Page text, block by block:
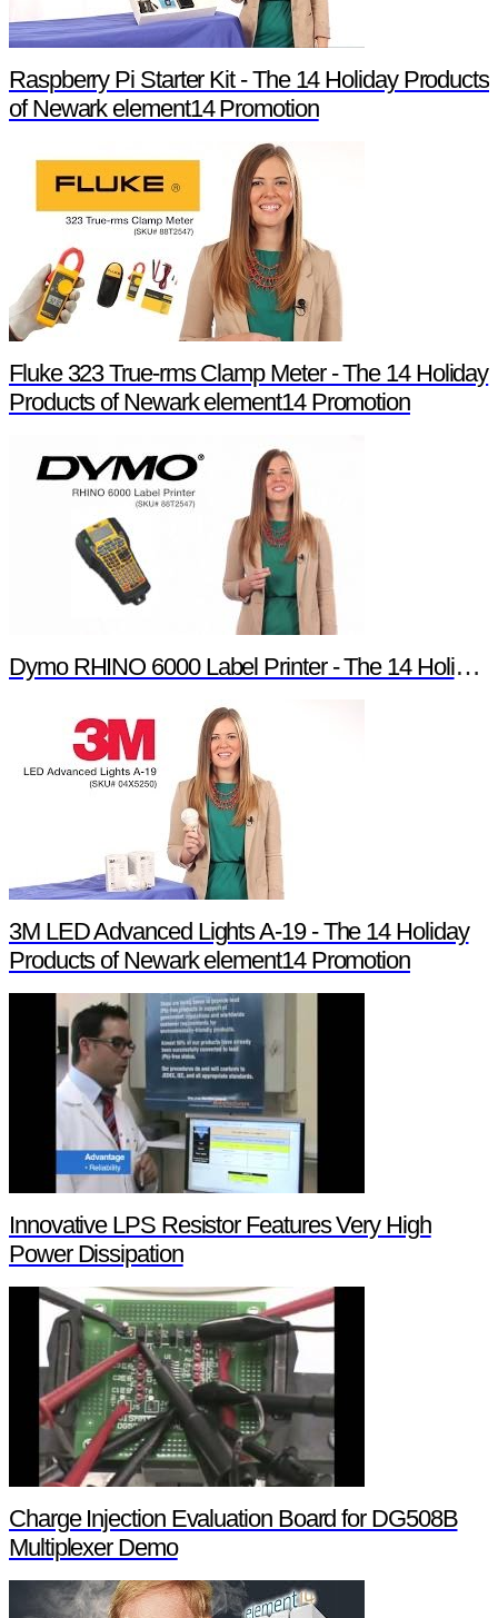
Raspberry Pi Starter Kit - The 14 Holiday Products
of Newark element14 Promotion
Fluke 323 True-rms Clamp Meter - The 14 Holiday
Products of Newark element14 Promotion
Dymo RHINO 6000 Label Printer - The 14 Holiday Products of Newark element14 Promotion
3M LED Advanced Lights A-19 - The 14 Holiday
Products of Newark element14 Promotion
Innovative LPS Resistor Features Very High
Power Dissipation
Charge Injection Evaluation Board for DG508B
Multiplexer Demo